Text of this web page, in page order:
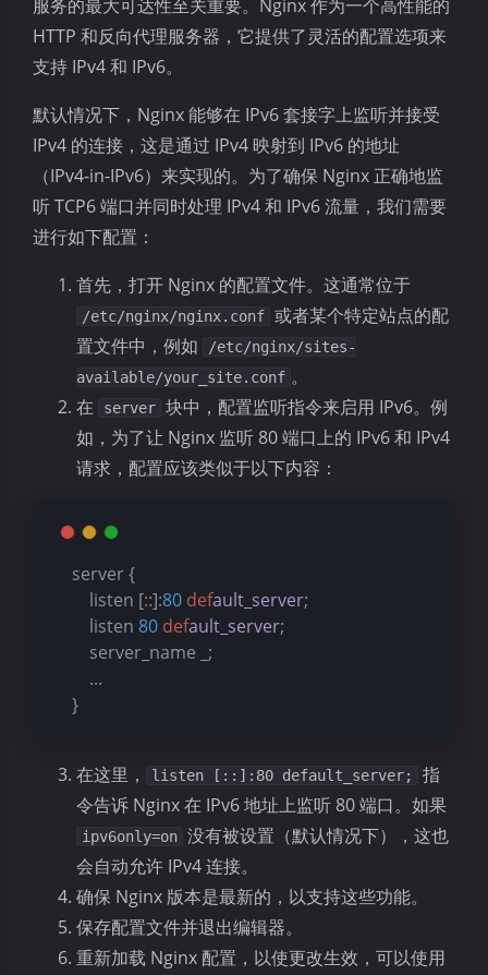
服务的最大可达性至关重要。Nginx 作为一个高性能的
HTTP 和反向代理服务器，它提供了灵活的配置选项来
支持 IPv4 和 IPv6。
默认情况下，Nginx 能够在 IPv6 套接字上监听并接受
IPv4 的连接，这是通过 IPv4 映射到 IPv6 的地址
（IPv4-in-IPv6）来实现的。为了确保 Nginx 正确地监
听 TCP6 端口并同时处理 IPv4 和 IPv6 流量，我们需要
进行如下配置：
首先，打开 Nginx 的配置文件。这通常位于
/etc/nginx/nginx.conf 或者某个特定站点的配
置文件中，例如
/etc/nginx/sites-
available/your_site.conf 。
在
server 块中，配置监听指令来启用 IPv6。例
如，为了让 Nginx 监听 80 端口上的 IPv6 和 IPv4
请求，配置应该类似于以下内容：
   server {
       listen [
::]:80 default_server;
       listen
80 default_server;
       server_name _;
       ...
   }
在这里， listen [::]:80 default_server;
指
令告诉 Nginx 在 IPv6 地址上监听 80 端口。如果
ipv6only=on 没有被设置（默认情况下），这也
会自动允许 IPv4 连接。
确保 Nginx 版本是最新的，以支持这些功能。
保存配置文件并退出编辑器。
重新加载 Nginx 配置，以使更改生效，可以使用